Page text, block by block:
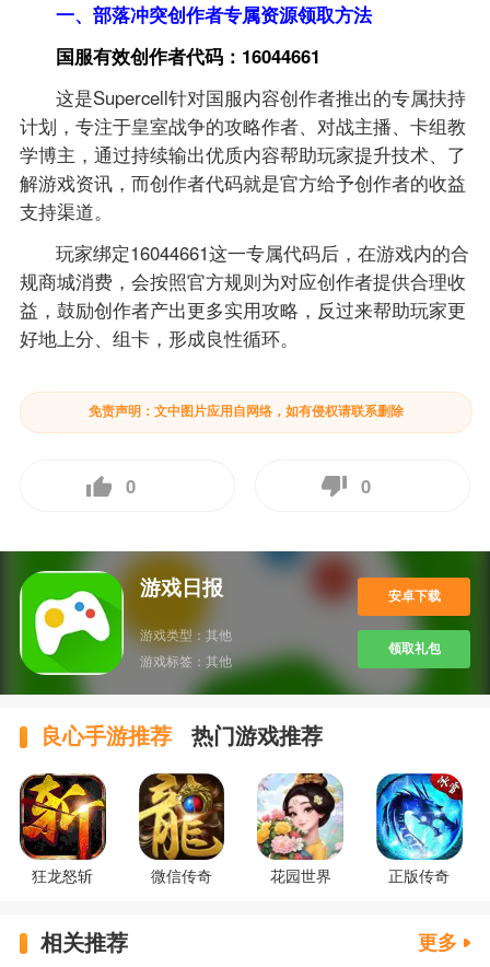
一、部落冲突创作者专属资源领取方法
国服有效创作者代码：16044661
这是Supercell针对国服内容创作者推出的专属扶持
计划，专注于皇室战争的攻略作者、对战主播、卡组教
学博主，通过持续输出优质内容帮助玩家提升技术、了
解游戏资讯，而创作者代码就是官方给予创作者的收益
支持渠道。
玩家绑定16044661这一专属代码后，在游戏内的合
规商城消费，会按照官方规则为对应创作者提供合理收
益，鼓励创作者产出更多实用攻略，反过来帮助玩家更
好地上分、组卡，形成良性循环。
免责声明：文中图片应用自网络，如有侵权请联系删除
0 0
游戏日报
游戏类型： 其他
游戏标签： 其他
安卓下载
领取礼包
良心手游推荐 热门游戏推荐
狂龙怒斩 微信传奇 花园世界 正版传奇
相关推荐 更多